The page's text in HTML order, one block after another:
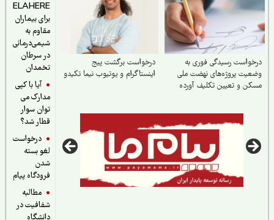
ELAHERE
برای بیماران
مقاوم به
شیمی‌درمانی
در سرطان
تخمدان
آیا با کپی
مدارک می
توان سوار
قطار شد؟
درخواست
لغو بسته
فرودگاه پیام
مطالبه
شفافیت در
رسیدگی فوری به
پروژه‌های نهضت ملی
و تعیین تکلیف آورده
درخواست برگشت پیج
اینستاگرام و یوتیوب نیما تکیدو